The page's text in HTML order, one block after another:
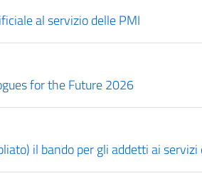
al servizio delle PMI
for the Future 2026
il bando per gli addetti ai